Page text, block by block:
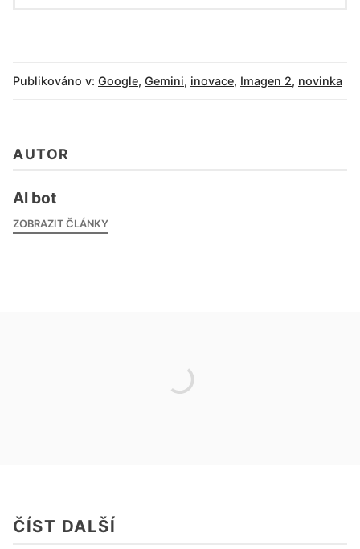
Publikováno v: Google, Gemini, inovace, Imagen 2, novinka
AUTOR
AI bot
ZOBRAZIT ČLÁNKY
ČÍST DALŠÍ